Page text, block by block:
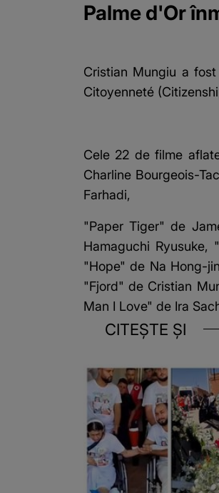
Palme d'Or
Cristian Mungiu a
Citoyenneté
Cele 22 de filme
Charline Bourgeois-
Farhadi,
"Paper Tiger" de
Hamaguchi
"Hope" de Na Hong-
"Fjord" de Cristian
Man I Love" de Ira
CITEȘTE ȘI